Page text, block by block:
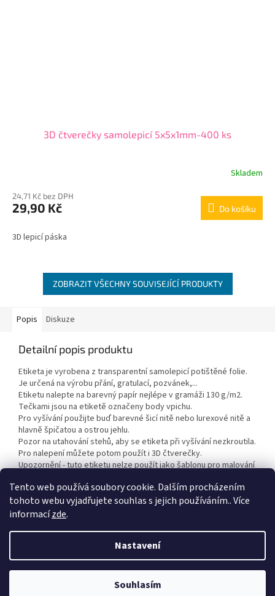
Tento web používá soubory cookie. Dalším procházením
tohoto webu vyjadřujete souhlas s jejich používáním.. Více
informacízde.
Nastavení
Souhlasím
3D čtverečky samolepicí 5x5x1mm-400 ks
Skladem
24,71 Kč bez DPH
29,90 Kč Do košíku
3D lepicí páska
ZOBRAZIT VŠECHNY SOUVISEJÍCÍ PRODUKTY
Popis Diskuze
Detailní popis produktu
Etiketa je vyrobena z transparentní samolepicí potištěné folie.
Je určená na výrobu přání, gratulací, pozvánek,...
Etiketu nalepte na barevný papír nejlépe v gramáži 130 g/m2.
Tečkami jsou na etiketě označeny body vpichu.
Pro vyšívání použijte buď barevné šicí nitě nebo lurexové nitě a
hlavně špičatou a ostrou jehlu.
Pozor na utahování stehů, aby se etiketa při vyšívání nezkroutila.
Pro nalepení můžete potom použít i 3D čtverečky.
Upozornění - tuto etiketu nelze použít jako šablonu pro malování
Vytvořil Shoptet
Duhová planeta. Všechna práva vyhrazena.